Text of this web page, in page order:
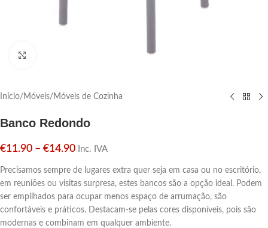
Início/ Móveis/ Móveis de Cozinha
Banco Redondo
€11.90 – €14.90 Inc. IVA
Precisamos sempre de lugares extra quer seja em casa ou no escritório,
em reuniões ou visitas surpresa, estes bancos são a opção ideal. Podem
ser empilhados para ocupar menos espaço de arrumação, são
confortáveis ​​e práticos. Destacam-se pelas cores disponíveis, pois são
modernas e combinam em qualquer ambiente.